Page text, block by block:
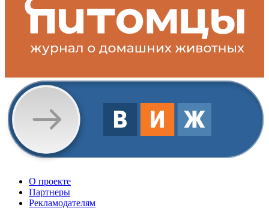
О проекте
Партнеры
Рекламодателям